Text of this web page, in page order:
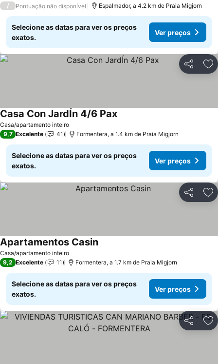
/ Pontuação não disponível Espalmador, a 4.2 km de Praia Migjorn
Selecione as datas para ver os preços
exatos.
Ver preços
Partilhar
Casa/apartamento inteiro
Casa Con JardÍn 4/6 PaxVer preços
9,7 Excelente 41 Formentera, a 1.4 km de Praia Migjorn
Selecione as datas para ver os preços
exatos.
Ver preços
Partilhar
Casa/apartamento inteiro
Apartamentos CasinVer preços
9,2 Excelente 11 Formentera, a 1.7 km de Praia Migjorn
Selecione as datas para ver os preços
exatos.
Ver preços
Partilhar